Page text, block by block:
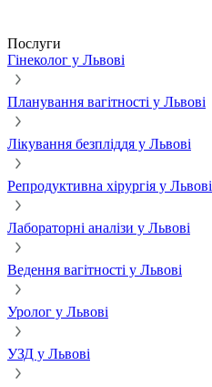
Послуги
Гінеколог у Львові
Планування вагітності у Львові
Лікування безпліддя у Львові
Репродуктивна хірургія у Львові
Лабораторні аналізи у Львові
Ведення вагітності у Львові
Уролог у Львові
УЗД у Львові